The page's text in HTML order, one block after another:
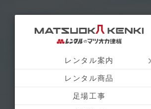
レンタル案内
レンタル商品
足場工事